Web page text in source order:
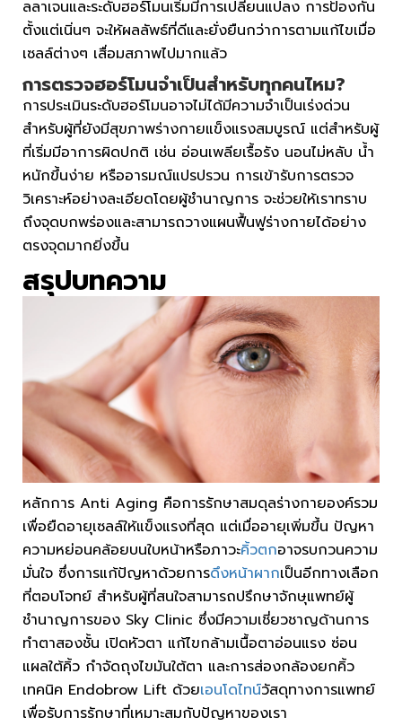
ลลาเจนและระดับฮอร์โมนเริ่มมีการเปลี่ยนแปลง การป้องกัน
ตั้งแต่เนิ่นๆ จะให้ผลลัพธ์ที่ดีและยั่งยืนกว่าการตามแก้ไขเมื่อ
เซลล์ต่างๆ เสื่อมสภาพไปมากแล้ว
การตรวจฮอร์โมนจำเป็นสำหรับทุกคนไหม?
การประเมินระดับฮอร์โมนอาจไม่ได้มีความจำเป็นเร่งด่วน
สำหรับผู้ที่ยังมีสุขภาพร่างกายแข็งแรงสมบูรณ์ แต่สำหรับผู้
ที่เริ่มมีอาการผิดปกติ เช่น อ่อนเพลียเรื้อรัง นอนไม่หลับ น้ำ
หนักขึ้นง่าย หรืออารมณ์แปรปรวน การเข้ารับการตรวจ
วิเคราะห์อย่างละเอียดโดยผู้ชำนาญการ จะช่วยให้เราทราบ
ถึงจุดบกพร่องและสามารถวางแผนฟื้นฟูร่างกายได้อย่าง
ตรงจุดมากยิ่งขึ้น
สรุปบทความ
หลักการ Anti Aging คือการรักษาสมดุลร่างกายองค์รวม
เพื่อยืดอายุเซลล์ให้แข็งแรงที่สุด แต่เมื่ออายุเพิ่มขึ้น ปัญหา
ความหย่อนคล้อยบนใบหน้าหรือภาวะคิ้วตกอาจรบกวนความ
มั่นใจ ซึ่งการแก้ปัญหาด้วยการดึงหน้าผากเป็นอีกทางเลือก
ที่ตอบโจทย์ สำหรับผู้ที่สนใจสามารถปรึกษาจักษุแพทย์ผู้
ชำนาญการของ Sky Clinic ซึ่งมีความเชี่ยวชาญด้านการ
ทำตาสองชั้น เปิดหัวตา แก้ไขกล้ามเนื้อตาอ่อนแรง ซ่อน
แผลใต้คิ้ว กำจัดถุงไขมันใต้ตา และการส่องกล้องยกคิ้ว
เทคนิค Endobrow Lift ด้วยเอนโดไทน์วัสดุทางการแพทย์
เพื่อรับการรักษาที่เหมาะสมกับปัญหาของเรา